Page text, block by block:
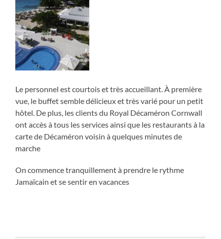
Le personnel est courtois et très accueillant. À première
vue, le buffet semble délicieux et très varié pour un petit
hôtel. De plus, les clients du Royal Décaméron Cornwall
ont accès à tous les services ainsi que les restaurants à la
carte de Décaméron voisin à quelques minutes de
marche
On commence tranquillement à prendre le rythme
Jamaïcain et se sentir en vacances